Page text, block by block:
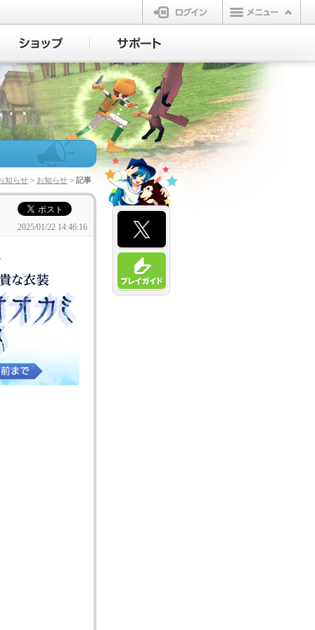
ログイン
知らせ > お知らせ > 記事
2025/01/22 14:46:16